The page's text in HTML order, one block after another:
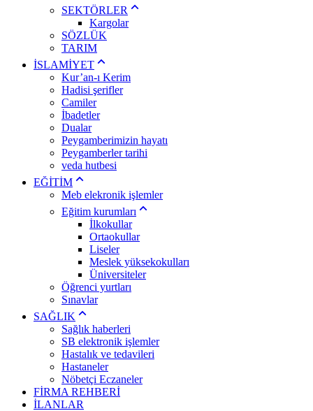
SEKTÖRLER
Kargolar
SÖZLÜK
TARIM
İSLAMİYET
Kur’an-ı Kerim
Hadisi şerifler
Camiler
İbadetler
Dualar
Peygamberimizin hayatı
Peygamberler tarihi
veda hutbesi
EĞİTİM
Meb elekronik işlemler
Eğitim kurumları
İlkokullar
Ortaokullar
Liseler
Meslek yüksekokulları
Üniversiteler
Öğrenci yurtları
Sınavlar
SAĞLIK
Sağlık haberleri
SB elektronik işlemler
Hastalık ve tedavileri
Hastaneler
Nöbetçi Eczaneler
FİRMA REHBERİ
İLANLAR